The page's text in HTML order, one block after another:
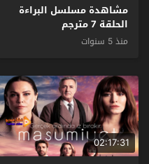
مشاهدة مسلسل البراءة
الحلقة 7 مترجم
منذ 5 سنوات
02:17:31